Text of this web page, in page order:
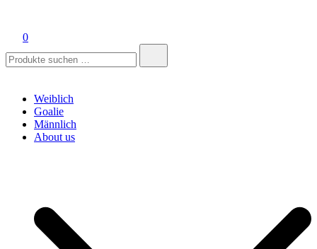
0
nach:
Weiblich
Goalie
Männlich
About us